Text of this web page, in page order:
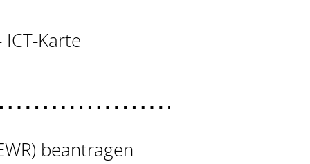
Karte
beantragen